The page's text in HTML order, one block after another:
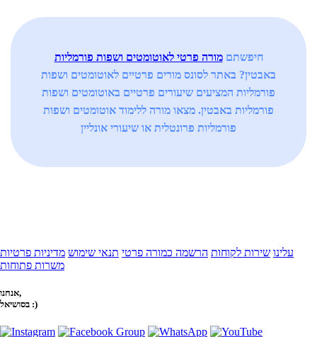
חיפשתםמורה פרטי לאוטומטים ושפות פורמליות
באבטין? באתר לסונס מורים פרטיים לאוטומטים ושפות
פורמליות המציעים שיעורים פרטיים באוטומטים ושפות
פורמליות באבטין. מצאו מורה ללימוד אוטומטים ושפות
פורמליות פרונטלית או שיעורי אונליין
עלינו שירות לקוחות הרשמה כמורה פרטי תנאי שימוש מדיניות פרטיות
משרות פתוחות
אנחנו,
בסושיאל :)